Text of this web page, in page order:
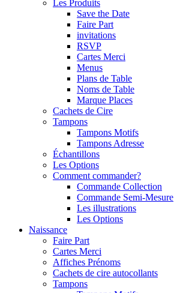
Les Produits
Save the Date
Faire Part
invitations
RSVP
Cartes Merci
Menus
Plans de Table
Noms de Table
Marque Places
Cachets de Cire
Tampons
Tampons Motifs
Tampons Adresse
Échantillons
Les Options
Comment commander?
Commande Collection
Commande Semi-Mesure
Les illustrations
Les Options
Naissance
Faire Part
Cartes Merci
Affiches Prénoms
Cachets de cire autocollants
Tampons